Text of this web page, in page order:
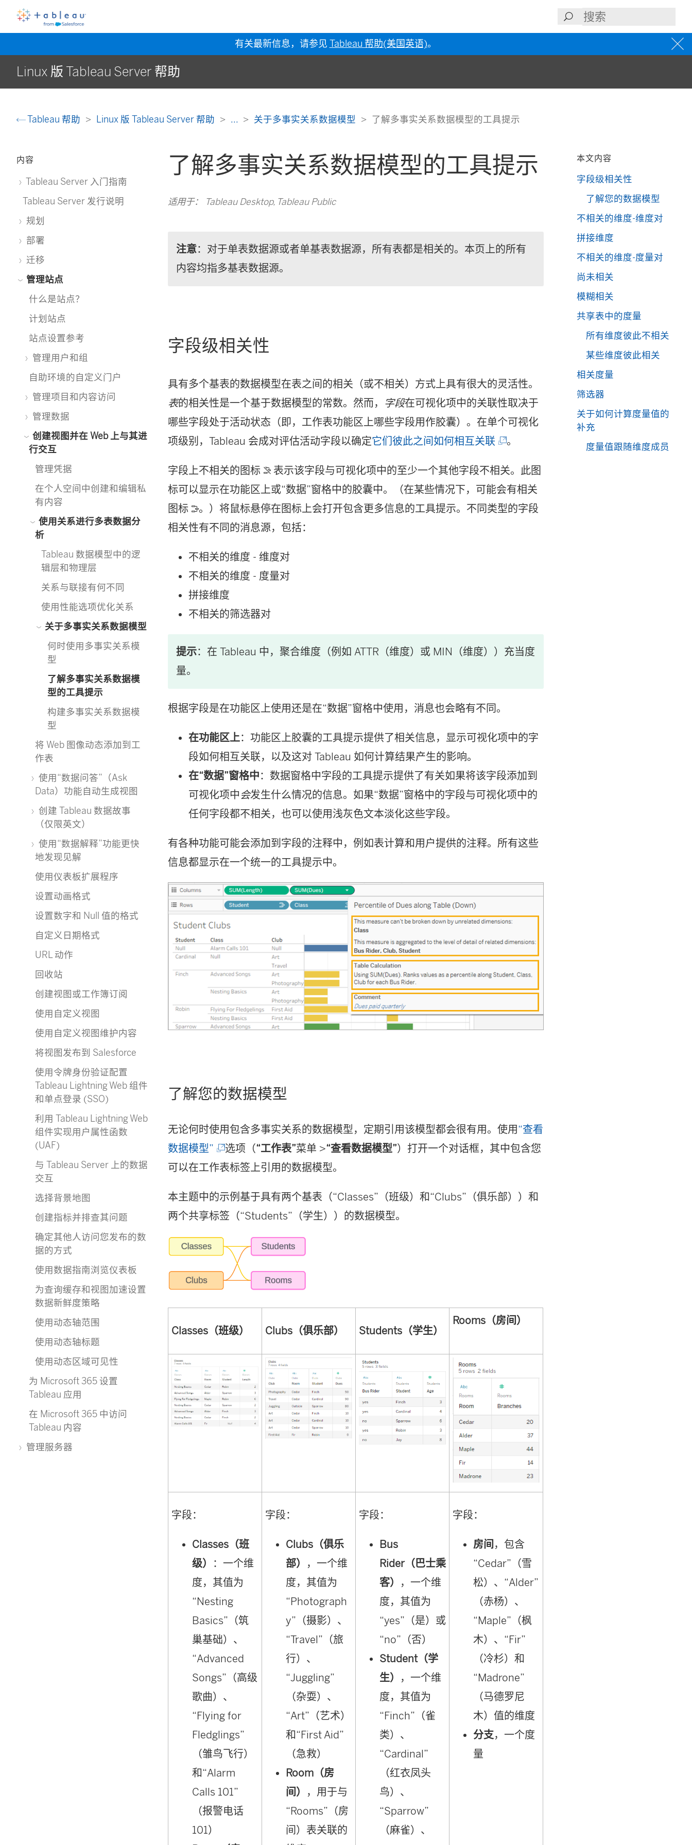
有关最新信息，请参见 Tableau 帮助(美国英语)。
Linux 版 Tableau Server 帮助
Tableau 帮助 Linux 版 Tableau Server 帮助 ... 关于多事实关系数据模型 了解多事实关系数据模型的工具提示
内容
Tableau Server 入门指南
Tableau Server 发行说明
规划
部署
迁移
管理站点
什么是站点？
计划站点
站点设置参考
管理用户和组
自助环境的自定义门户
管理项目和内容访问
管理数据
创建视图并在 Web 上与其进
行交互
管理凭据
在个人空间中创建和编辑私
有内容
使用关系进行多表数据分
析
Tableau 数据模型中的逻
辑层和物理层
关系与联接有何不同
使用性能选项优化关系
关于多事实关系数据模型
何时使用多事实关系模
型
了解多事实关系数据模
型的工具提示
构建多事实关系数据模
型
将 Web 图像动态添加到工
作表
使用“数据问答”（Ask
Data）功能自动生成视图
创建 Tableau 数据故事
（仅限英文）
使用“数据解释”功能更快
地发现见解
使用仪表板扩展程序
设置动画格式
设置数字和 Null 值的格式
自定义日期格式
URL 动作
回收站
创建视图或工作簿订阅
使用自定义视图
使用自定义视图维护内容
将视图发布到 Salesforce
使用令牌身份验证配置
Tableau Lightning Web 组件
和单点登录 (SSO)
利用 Tableau Lightning Web
组件实现用户属性函数
(UAF)
与 Tableau Server 上的数据
交互
选择背景地图
创建指标并排查其问题
确定其他人访问您发布的数
据的方式
使用数据指南浏览仪表板
为查询缓存和视图加速设置
数据新鲜度策略
使用动态轴范围
使用动态轴标题
使用动态区域可见性
为 Microsoft 365 设置
Tableau 应用
在 Microsoft 365 中访问
Tableau 内容
管理服务器
了解多事实关系数据模型的工具提示
适用于： Tableau Desktop, Tableau Public
注意：对于单表数据源或者单基表数据源，所有表都是相关的。本页上的所有
内容均指多基表数据源。
字段级相关性
具有多个基表的数据模型在表之间的相关（或不相关）方式上具有很大的灵活性。
表的相关性是一个基于数据模型的常数。然而， 字段在可视化项中的关联性取决于
哪些字段处于活动状态（即，工作表功能区上哪些字段用作胶囊）。在单个可视化
项级别，Tableau 会成对评估活动字段以确定它们彼此之间如何相互关联(
接
在
新
。
字段上不相关的图标
表示该字段与可视化项中的至少一个其他字段不相关。此图
标可以显示在功能区上或“数据”窗格中的胶囊中。（在某些情况下，可能会有相关
图标
。）将鼠标悬停在图标上会打开包含更多信息的工具提示。不同类型的字段
相关性有不同的消息源，包括：
不相关的维度 - 维度对
不相关的维度 - 度量对
拼接维度
不相关的筛选器对
提示：在 Tableau 中，聚合维度（例如 ATTR（维度）或 MIN（维度））充当度
量。
根据字段是在功能区上使用还是在“数据”窗格中使用，消息也会略有不同。
在功能区上：功能区上胶囊的工具提示提供了相关信息，显示可视化项中的字
段如何相互关联，以及这对 Tableau 如何计算结果产生的影响。
在“数据”窗格中：数据窗格中字段的工具提示提供了有关如果将该字段添加到
可视化项中 会发生什么情况的信息。如果“数据”窗格中的字段与可视化项中的
任何字段都不相关，也可以使用浅灰色文本淡化这些字段。
有各种功能可能会添加到字段的注释中，例如表计算和用户提供的注释。所有这些
信息都显示在一个统一的工具提示中。
了解您的数据模型
无论何时使用包含多事实关系的数据模型，定期引用该模型都会很有用。使用“查看
数据模型” (
链
在
新
窗
中
)
选项（“工作表”菜单 >“查看数据模型”）打开一个对话框，其中包含您
可以在工作表标签上引用的数据模型。
本主题中的示例基于具有两个基表（“Classes”（班级）和“Clubs”（俱乐部））和
两个共享标签（“Students”（学生））的数据模型。
Classes（班级） Clubs（俱乐部） Students（学生）
Rooms（房间）
字段：
Classes（班
级）
：一个维
度，其值为
“Nesting
Basics”（筑
巢基础）、
“Advanced
Songs”（高级
歌曲）、
“Flying for
Fledglings”
（雏鸟飞行）
和“Alarm
Calls 101”
（报警电话
101）
字段：
Clubs（俱乐
部）
，一个维
度，其值为
“Photograph
y”（摄影）、
“Travel”（旅
行）、
“Juggling”
（杂耍）、
“Art”（艺术）
和“First Aid”
（急救）
Room（房
间）
，用于与
“Rooms”（房
间）表关联的
字段：
Bus
Rider（巴士乘
客）
，一个维
度，其值为
“yes”（是）或
“no”（否）
Student（学
生）
，一个维
度，其值为
“Finch”（雀
类）、
“Cardinal”
（红衣凤头
鸟）、
“Sparrow”
（麻雀）、
字段：
房间 ，包含
“Cedar”（雪
松）、“Alder”
（赤杨）、
“Maple”（枫
木）、“Fir”
（冷杉）和
“Madrone”
（马德罗尼
木）值的维度
分支，一个度
量
本文内容
字段级相关性
了解您的数据模型
不相关的维度-维度对
拼接维度
不相关的维度-度量对
尚未相关
模糊相关
共享表中的度量
所有维度彼此不相关
某些维度彼此相关
相关度量
筛选器
关于如何计算度量值的
补充
度量值跟随维度成员